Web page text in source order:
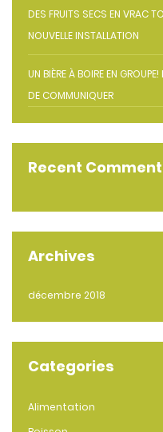
DES FRUITS SECS EN VRAC
NOUVELLE INSTALLATION
UN BIÈRE À BOIRE EN
DE COMMUNIQUER
Recent
Archives
décembre 2018
Categories
Alimentation